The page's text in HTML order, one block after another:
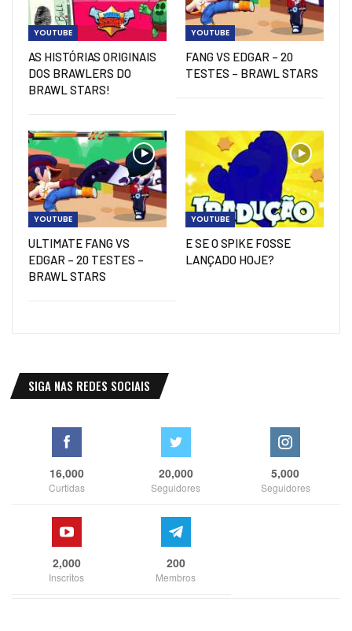
YOUTUBE
AS HISTÓRIAS ORIGINAIS
DOS BRAWLERS DO
BRAWL STARS!
YOUTUBE
FANG VS EDGAR – 20
TESTES – BRAWL STARS
YOUTUBE
ULTIMATE FANG VS
EDGAR – 20 TESTES –
BRAWL STARS
YOUTUBE
E SE O SPIKE FOSSE
LANÇADO HOJE?
SIGA NAS REDES SOCIAIS
16,000
Curtidas
20,000
Seguidores
5,000
Seguidores
2,000
Inscritos
200
Membros